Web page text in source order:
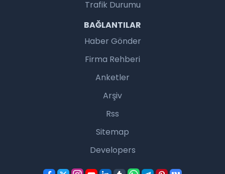
Trafik Durumu
BAĞLANTILAR
Haber Gönder
Firma Rehberi
Anketler
Arşiv
Rss
Sitemap
Developers